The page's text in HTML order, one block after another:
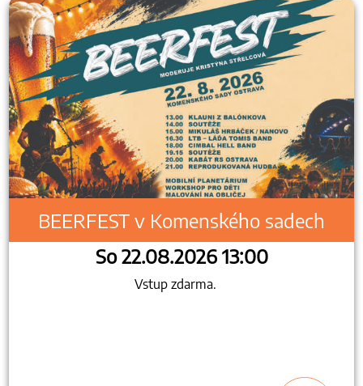
BEERFEST v Komenského sadech
So 22.08.2026 13:00
Vstup zdarma.